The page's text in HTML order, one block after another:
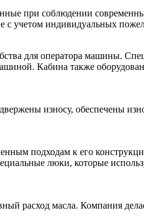
при соблюдении
с учетом индивидуальных
для оператора машины.
Кабина также
износу, обеспечены
подходам к его
люки, которые
расход масла. Компания